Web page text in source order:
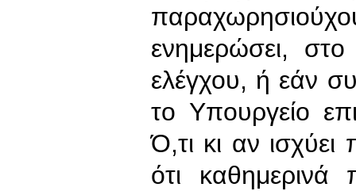
ενημερώσει, στο
ελέγχου, ή εάν
το Υπουργείο
Ό,τι κι αν
ότι καθημερινά